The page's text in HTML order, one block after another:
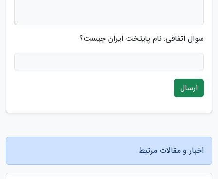
سوال اتفاقی: نام پایتخت ایران چیست؟
ارسال
اخبار و مقالات مرتبط